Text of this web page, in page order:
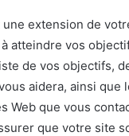
une extension de
atteindre vos
de vos objectifs,
aidera, ainsi que
Web que vous
que votre site